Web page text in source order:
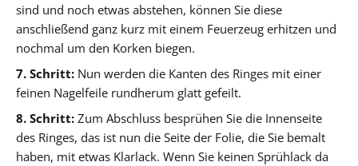
sind und noch etwas abstehen, können Sie diese
anschließend ganz kurz mit einem Feuerzeug erhitzen und
nochmal um den Korken biegen.
7. Schritt: Nun werden die Kanten des Ringes mit einer
feinen Nagelfeile rundherum glatt gefeilt.
8. Schritt: Zum Abschluss besprühen Sie die Innenseite
des Ringes, das ist nun die Seite der Folie, die Sie bemalt
haben, mit etwas Klarlack. Wenn Sie keinen Sprühlack da